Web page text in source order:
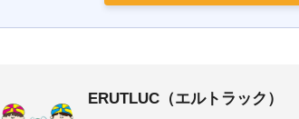
ERUTLUC（エルトラック）